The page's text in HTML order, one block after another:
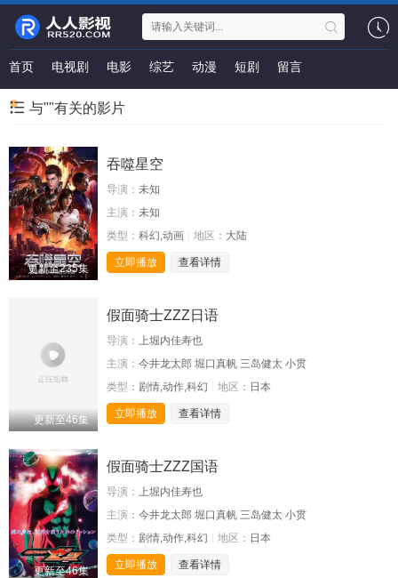
首页 电视剧 电影 综艺 动漫 短剧 留言
与""有关的影片
更新至235集
吞噬星空
导演： 未知
主演： 未知
类型： 科幻,动画 地区： 大陆
立即播放 查看详情
更新至46集
假面骑士ZZZ日语
导演： 上堀内佳寿也
主演： 今井龙太郎 堀口真帆 三岛健太 小贯
类型： 剧情,动作,科幻 地区： 日本
立即播放 查看详情
更新至46集
假面骑士ZZZ国语
导演： 上堀内佳寿也
主演： 今井龙太郎 堀口真帆 三岛健太 小贯
类型： 剧情,动作,科幻 地区： 日本
立即播放 查看详情